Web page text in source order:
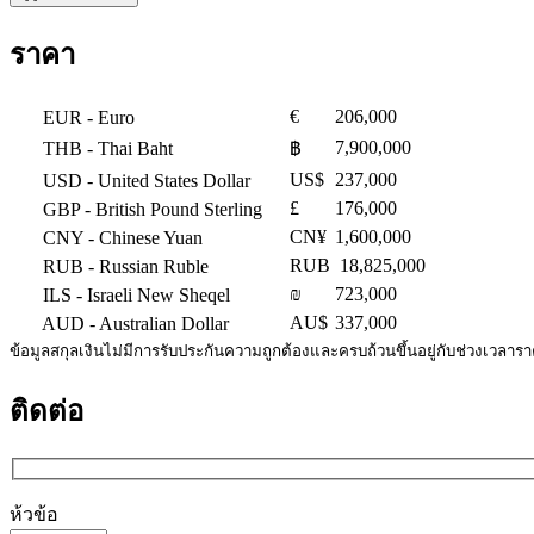
ราคา
EUR - Euro €
206,000
THB - Thai Baht ฿
7,900,000
USD - United States Dollar US$ 237,000
GBP- British Pound Sterling £
176,000
CNY - Chinese Yuan CN¥ 1,600,000
RUB - Russian Ruble RUB 18,825,000
ILS - Israeli New Sheqel ₪
723,000
AUD - Australian Dollar AU$ 337,000
ข้อมูลสกุลเงินไม่มีการรับประกันความถูกต้องและครบถ้วนขึ้นอยู่กับช่วงเวลาร
ติดต่อ
ห้วข้อ